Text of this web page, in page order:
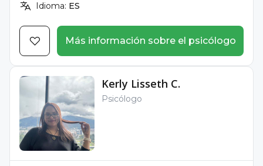
Idioma: ES
Más información sobre el psicólogo
Kerly Lisseth C.
Psicólogo